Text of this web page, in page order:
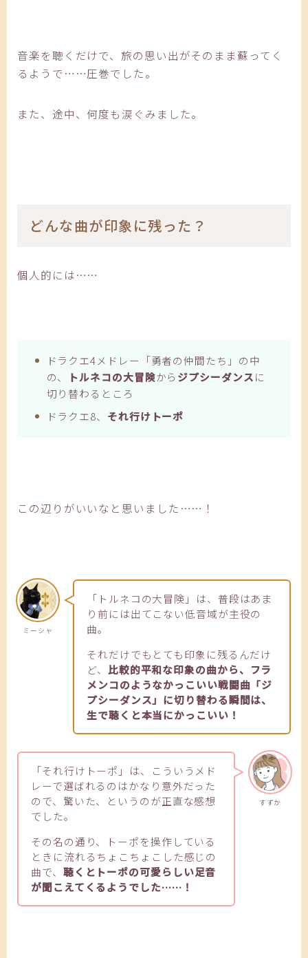
音楽を聴くだけで、旅の思い出がそのまま蘇ってく
るようで……圧巻でした。
また、途中、何度も涙ぐみました。
どんな曲が印象に残った？
個人的には……
ドラクエ4メドレー「勇者の仲間たち」の中
の、
トルネコの大冒険から ジプシーダンスに
切り替わるところ
ドラクエ8、 それ行けトーポ
この辺りがいいなと思いました……！
ミーシャ
「トルネコの大冒険」は、普段はあま
り前には出てこない低音域が主役の
曲。
それだけでもとても印象に残るんだけ
ど、 比較的平和な印象の曲から、フラ
メンコのようなかっこいい戦闘曲「ジ
プシーダンス」に切り替わる瞬間は、
生で聴くと本当にかっこいい！
すずか
「それ行けトーポ」は、こういうメド
レーで選ばれるのはかなり意外だった
ので、驚いた、というのが正直な感想
でした。
その名の通り、トーポを操作している
ときに流れるちょこちょこした感じの
曲で、 聴くとトーポの可愛らしい足音
が聞こえてくるようでした……！